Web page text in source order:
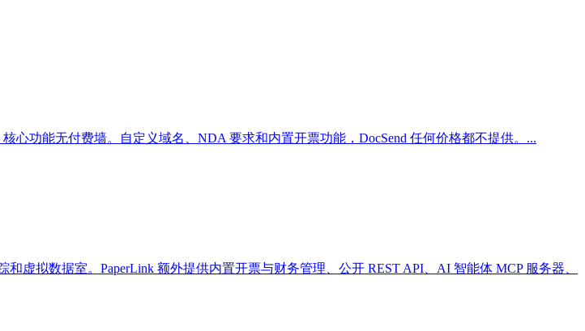
心功能无付费墙。自定义域名、NDA 要求和内置开票功能，DocSend 任何价格都不提供。 ...
虚拟数据室。PaperLink 额外提供内置开票与财务管理、公开 REST API、AI 智能体 MCP 服务器、